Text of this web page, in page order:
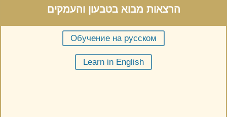
הרצאות מבוא בטבעון והעמקים
Обучение на русском
Learn in English